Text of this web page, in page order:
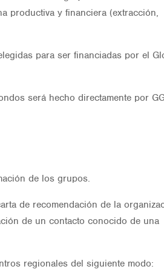
productiva y financiera (extracción,
para ser financiadas por el
será hecho directamente por
de los grupos.
de recomendación de la
de un contacto conocido de una
regionales del siguiente modo: